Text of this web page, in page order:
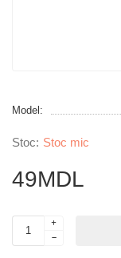
Model:
Stoc mic
49MDL